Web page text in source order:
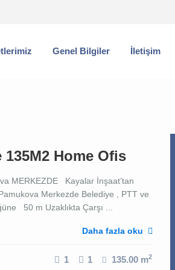
Genel Bilgiler İletişim
135M2 Home Ofis
MERKEZDE Kayalar İnşaat’tan
Merkezde Belediye , PTT ve
50 m Uzaklıkta Çarşı ...
Daha fazla oku
1 1 135.00 m2